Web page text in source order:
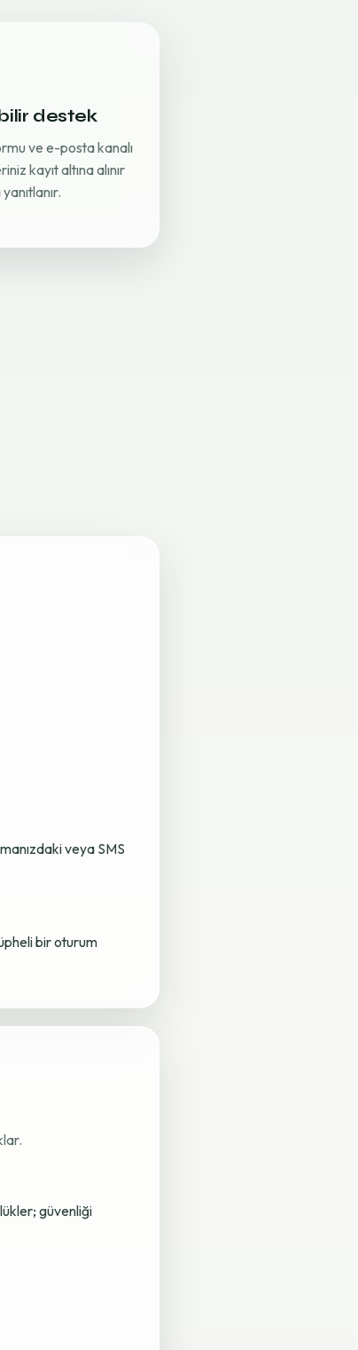
destek
ve e-posta kanalı
kayıt altına alınır
veya SMS
bir oturum
güvenliği